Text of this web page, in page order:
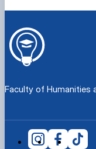
Faculty of Humanities